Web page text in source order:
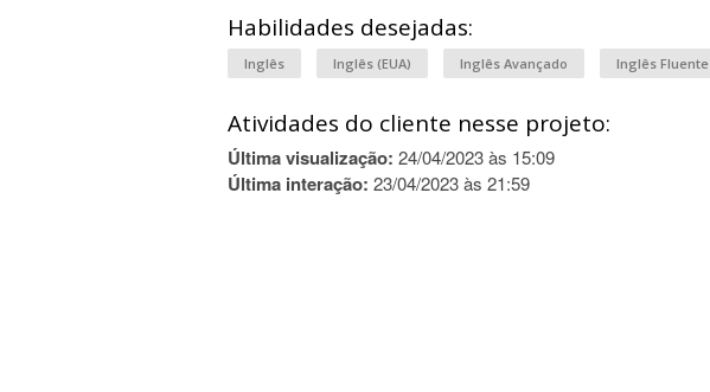
Habilidades desejadas:
Inglês Inglês (EUA) Inglês Avançado Inglês Fluente
Atividades do cliente nesse projeto:
Última visualização: 24/04/2023 às 15:09
Última interação: 23/04/2023 às 21:59